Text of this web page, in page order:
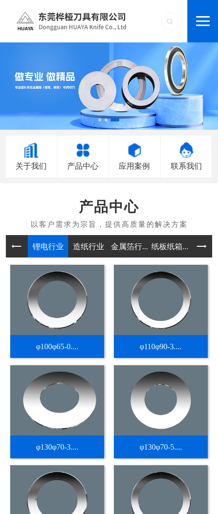
关于我们 产品中心 应用案例 联系我们
产品中心
锂电行业 造纸行业 金属箔行... 纸板纸箱... 不干
φ100φ65-0.... φ110φ90-3....
φ130φ70-3.... φ130φ70-5....